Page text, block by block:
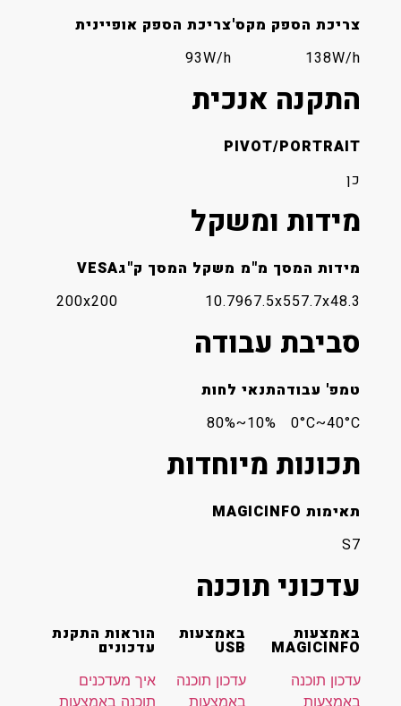
צריכת הספק מקס'
138W/h
צריכת הספק אופיינית
93W/h
התקנה אנכית
PIVOT/PORTRAIT
מידות ומשקל
מידות המסך מ"מ
967.5x557.7x48.3
משקל המסך ק"ג
10.7
VESA
200x200
סביבת עבודה
טמפ' עבודה
0°C~40°C
תנאי לחות
10%~80%
תכונות מיוחדות
תאימות MAGICINFO
עדכוני תוכנה
באמצעות
MAGICINFO
עדכון תוכנה
באמצעות
באמצעות
USB
עדכון תוכנה
באמצעות
הוראות התקנת
עדכונים
איך מעדכנים
תוכנה באמצעות